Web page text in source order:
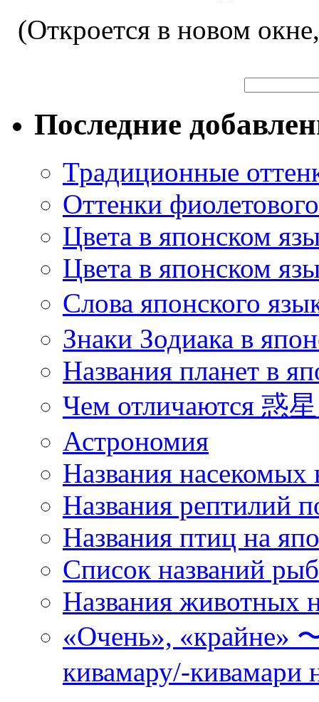
(Откроется в новом
Последние
Традиционные
Оттенки
Цвета в японском
Цвета в японском
Слова японского
Знаки Зодиака в
Названия планет в
Чем отличаются 惑
Астрономия
Названия насекомых
Названия рептилий
Названия птиц на
Список названий
Названия животных
«Очень», «крайне»
кивамару/-кивамари